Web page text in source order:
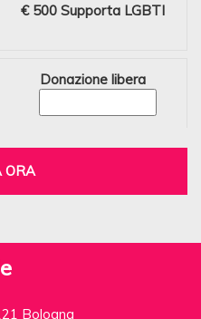
€ 500 Supporta LGBTI
Donazione libera
ORA
Bologna